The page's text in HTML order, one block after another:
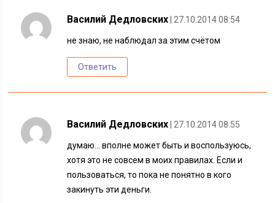
Василий Дедловских | 27.10.2014 08:54
не знаю, не наблюдал за этим счётом
Ответить
Василий Дедловских | 27.10.2014 08:55
думаю… вполне может быть и воспользуюсь,
хотя это не совсем в моих правилах. Если и
пользоваться, то пока не понятно в кого
закинуть эти деньги.